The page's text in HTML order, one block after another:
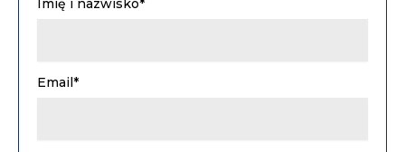
Imię i nazwisko*
Email*